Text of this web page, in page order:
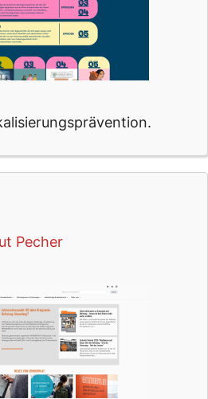
Pecher